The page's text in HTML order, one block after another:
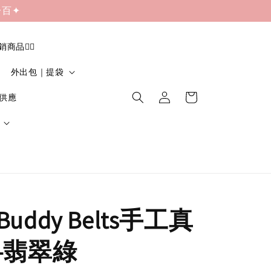
百✦
商品❤️‍🔥
外出包｜提袋
應
Belts手工真
翠綠